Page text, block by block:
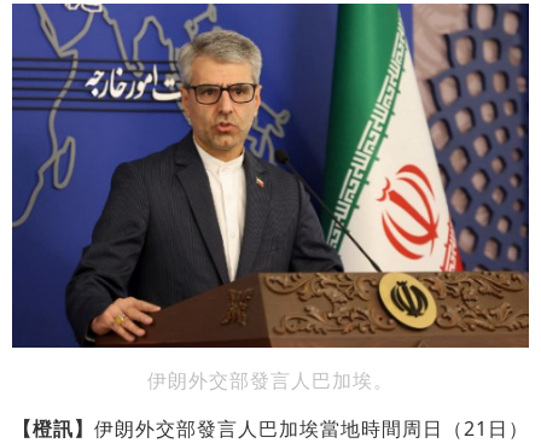
伊朗外交部發言人巴加埃。
【橙訊】 伊朗外交部發言人巴加埃當地時間周日（21日）